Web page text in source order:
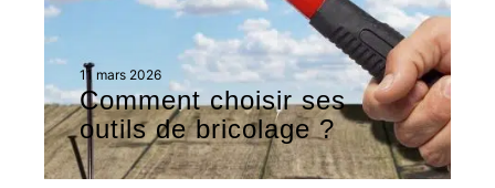
11 mars 2026
Comment choisir ses
outils de bricolage ?